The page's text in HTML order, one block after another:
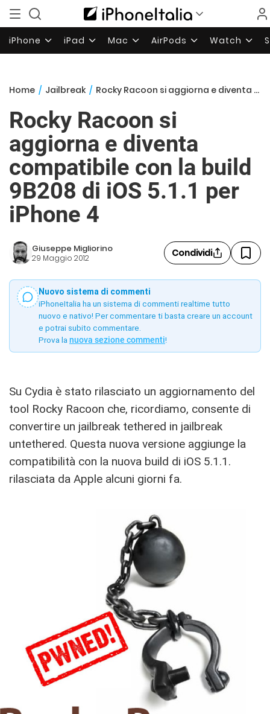
iPhone iPad Mac AirPods Watch
Home / Jailbreak / Rocky Racoon si aggiorna e diventa compatibile con la build 9B208 di iOS 5.1.1 per iPhone 4
Rocky Racoon si
aggiorna e diventa
compatibile con la build
9B208 di iOS 5.1.1 per
iPhone 4
Giuseppe Migliorino
29 Maggio 2012 Condividi
Nuovo sistema di commenti
iPhoneItalia ha un sistema di commenti realtime tutto
nuovo e nativo! Per commentare ti basta creare un account
e potrai subito commentare.
Prova la nuova sezione commenti!
Su Cydia è stato rilasciato un aggiornamento del
tool Rocky Racoon che, ricordiamo, consente di
convertire un jailbreak tethered in jailbreak
untethered. Questa nuova versione aggiunge la
compatibilità con la nuova build di iOS 5.1.1.
rilasciata da Apple alcuni giorni fa.